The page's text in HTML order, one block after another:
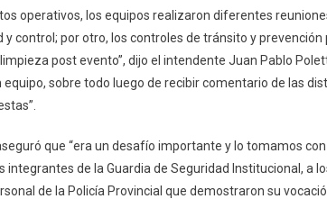
operativos, los equipos realizaron diferentes
y control; por otro, los controles de tránsito y
post evento”, dijo el intendente Juan Pablo
sobre todo luego de recibir comentario de las
que “era un desafío importante y lo tomamos
integrantes de la Guardia de Seguridad Institucional, a
de la Policía Provincial que demostraron su